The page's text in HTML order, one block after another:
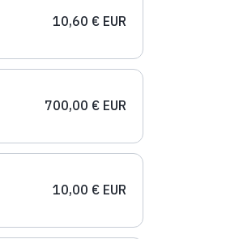
10,60 € EUR
700,00 € EUR
10,00 € EUR